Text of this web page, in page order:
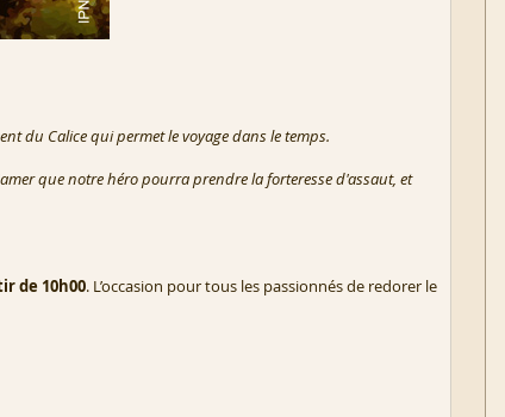
du Calice qui permet le voyage dans le temps.
que notre héro pourra prendre la forteresse d'assaut, et
de 10h00. L’occasion pour tous les passionnés de redorer le